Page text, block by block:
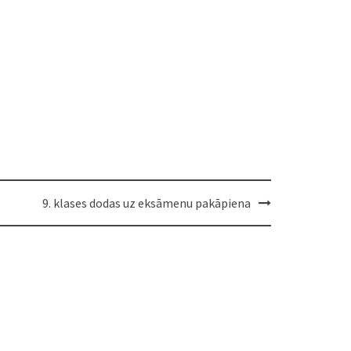
9. klases dodas uz eksāmenu pakāpiena